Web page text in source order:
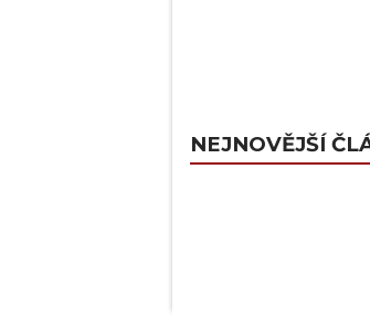
NEJNOVĚJŠÍ